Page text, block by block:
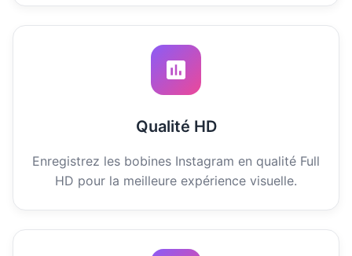
Qualité HD
Enregistrez les bobines Instagram en qualité Full
HD pour la meilleure expérience visuelle.